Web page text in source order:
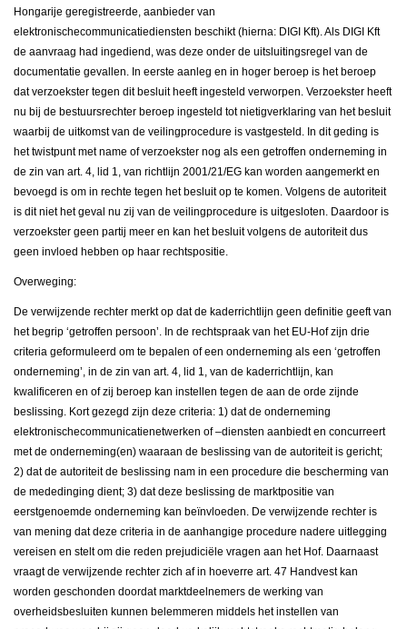
Hongarije geregistreerde, aanbieder van
elektronischecommunicatiediensten beschikt (hierna: DIGI Kft). Als DIGI Kft
de aanvraag had ingediend, was deze onder de uitsluitingsregel van de
documentatie gevallen. In eerste aanleg en in hoger beroep is het beroep
dat verzoekster tegen dit besluit heeft ingesteld verworpen. Verzoekster heeft
nu bij de bestuursrechter beroep ingesteld tot nietigverklaring van het besluit
waarbij de uitkomst van de veilingprocedure is vastgesteld. In dit geding is
het twistpunt met name of verzoekster nog als een getroffen onderneming in
de zin van art. 4, lid 1, van richtlijn 2001/21/EG kan worden aangemerkt en
bevoegd is om in rechte tegen het besluit op te komen. Volgens de autoriteit
is dit niet het geval nu zij van de veilingprocedure is uitgesloten. Daardoor is
verzoekster geen partij meer en kan het besluit volgens de autoriteit dus
geen invloed hebben op haar rechtspositie.
Overweging:
De verwijzende rechter merkt op dat de kaderrichtlijn geen definitie geeft van
het begrip ‘getroffen persoon’. In de rechtspraak van het EU-Hof zijn drie
criteria geformuleerd om te bepalen of een onderneming als een ‘getroffen
onderneming’, in de zin van art. 4, lid 1, van de kaderrichtlijn, kan
kwalificeren en of zij beroep kan instellen tegen de aan de orde zijnde
beslissing. Kort gezegd zijn deze criteria: 1) dat de onderneming
elektronischecommunicatienetwerken of –diensten aanbiedt en concurreert
met de onderneming(en) waaraan de beslissing van de autoriteit is gericht;
2) dat de autoriteit de beslissing nam in een procedure die bescherming van
de mededinging dient; 3) dat deze beslissing de marktpositie van
eerstgenoemde onderneming kan beïnvloeden. De verwijzende rechter is
van mening dat deze criteria in de aanhangige procedure nadere uitlegging
vereisen en stelt om die reden prejudiciële vragen aan het Hof. Daarnaast
vraagt de verwijzende rechter zich af in hoeverre art. 47 Handvest kan
worden geschonden doordat marktdeelnemers de werking van
overheidsbesluiten kunnen belemmeren middels het instellen van